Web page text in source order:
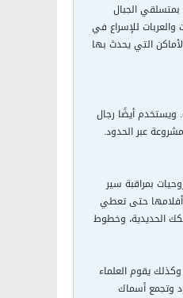
بمتسلقي الجبال
والعربات للإسراع في
التي يحدث بها
ويستخدم أيضًا رجال
عبر الحدود.
بمراقبة سير
أفلامها حتى تعطي
الحديدية، وخطوط
يقوم العلماء
وتجمع أسماك